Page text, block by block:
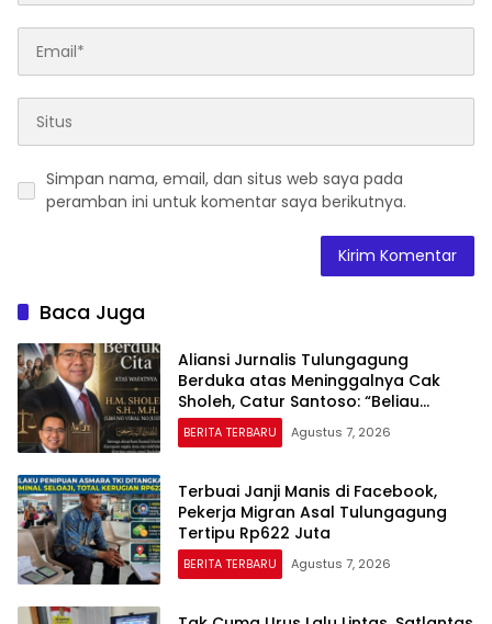
Simpan nama, email, dan situs web saya pada
peramban ini untuk komentar saya berikutnya.
Baca Juga
Aliansi Jurnalis Tulungagung
Berduka atas Meninggalnya Cak
Sholeh, Catur Santoso: “Beliau
Pejuang Keadilan yang Vokal”
BERITA TERBARU Agustus 7, 2026
Terbuai Janji Manis di Facebook,
Pekerja Migran Asal Tulungagung
Tertipu Rp622 Juta
BERITA TERBARU Agustus 7, 2026